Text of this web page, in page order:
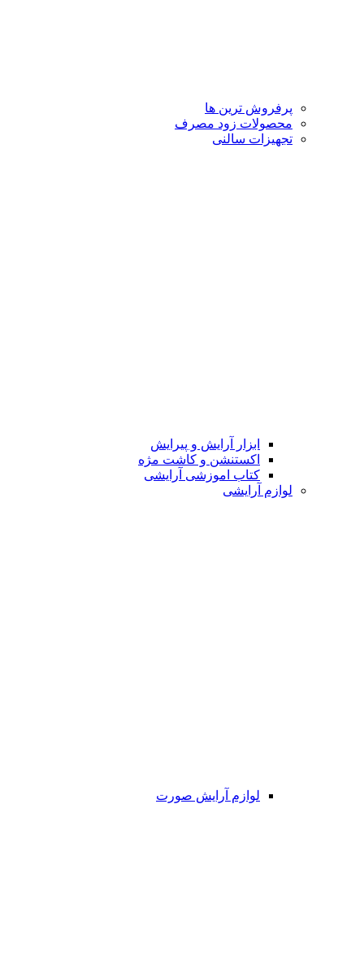
پرفروش ترین ها
محصولات زود مصرف
تجهیزات سالنی
ابزار آرایش و پیرایش
اکستنشن و کاشت مژه
کتاب اموزشی آرایشی
لوازم آرایشی
لوازم آرایش صورت